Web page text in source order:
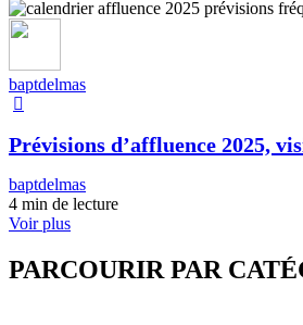
baptdelmas
Prévisions d’affluence 2025,
baptdelmas
4 min de lecture
Voir plus
PARCOURIR PAR